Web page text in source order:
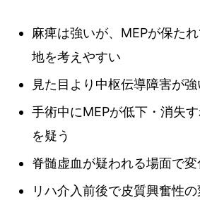
麻痺は強いが、MEPが保た
地を考えやすい
見た目より中枢伝導障害が
手術中にMEPが低下・消失
を疑う
脊髄虚血が疑われる場面で変
リハ介入前後で皮質興奮性